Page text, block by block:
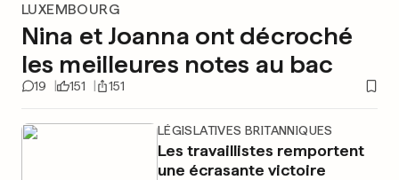
LUXEMBOURG
Nina et Joanna ont décroché
les meilleures notes au bac
19 151 151
LÉGISLATIVES BRITANNIQUES
Les travaillistes remportent
une écrasante victoire